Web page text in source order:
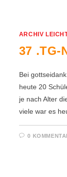
ARCHIV
37 .TG-
Bei
heute 20
je nach Alter
viele war es
0